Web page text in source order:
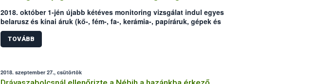
2018. október 1-jén újabb kétéves monitoring vizsgálat indul egyes
belarusz és kínai áruk (kő-, fém-, fa-, kerámia-, papíráruk, gépek és
alkatrészek) fa-csomagolóanyagaira vonatkozóan. A vizsgálat
újbóli elrendelését az elmúlt évek negatív ellenőrzési tapasztalatai
indokolták. Az Európai Bizottság egyúttal az ellenőrzött áruk körét
TOVÁBB
2018. szeptember 27., csütörtök